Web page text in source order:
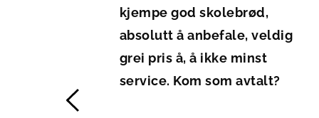
kjempe god skolebrød,
absolutt å anbefale, veldig
grei pris å, å ikke minst
service. Kom som avtalt?